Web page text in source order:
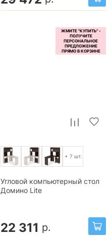
+ 7 шт.
Угловой компьютерный стол
Домино Lite
22 311 р.